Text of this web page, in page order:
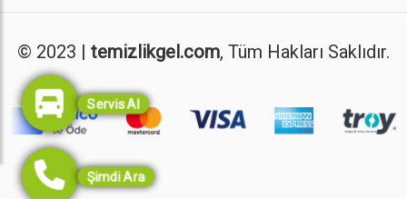
© 2023 | temizlikgel.com, Tüm Hakları Saklıdır.
Servis Al
Şimdi Ara